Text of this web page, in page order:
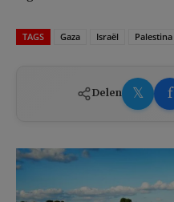
TAGS Gaza Israël Palestina
Delen 𝕏 f